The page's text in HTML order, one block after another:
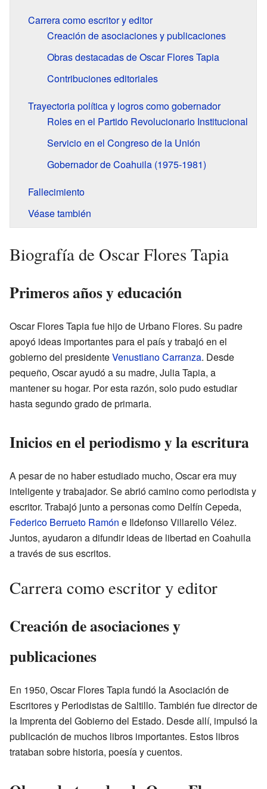
Carrera como escritor y editor
Creación de asociaciones y publicaciones
Obras destacadas de Oscar Flores Tapia
Contribuciones editoriales
Trayectoria política y logros como gobernador
Roles en el Partido Revolucionario Institucional
Servicio en el Congreso de la Unión
Gobernador de Coahuila (1975-1981)
Fallecimiento
Véase también
Biografía de Oscar Flores Tapia
Primeros años y educación
Oscar Flores Tapia fue hijo de Urbano Flores. Su padre
apoyó ideas importantes para el país y trabajó en el
gobierno del presidenteVenustiano Carranza. Desde
pequeño, Oscar ayudó a su madre, Julia Tapia, a
mantener su hogar. Por esta razón, solo pudo estudiar
hasta segundo grado de primaria.
Inicios en el periodismo y la escritura
A pesar de no haber estudiado mucho, Oscar era muy
inteligente y trabajador. Se abrió camino como periodista y
escritor. Trabajó junto a personas como Delfín Cepeda,
Federico Berrueto Ramón e Ildefonso Villarello Vélez.
Juntos, ayudaron a difundir ideas de libertad en Coahuila
a través de sus escritos.
Carrera como escritor y editor
Creación de asociaciones y
publicaciones
En 1950, Oscar Flores Tapia fundó la Asociación de
Escritores y Periodistas de Saltillo. También fue director de
la Imprenta del Gobierno del Estado. Desde allí, impulsó la
publicación de muchos libros importantes. Estos libros
trataban sobre historia, poesía y cuentos.